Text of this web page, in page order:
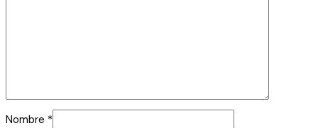
Nombre *